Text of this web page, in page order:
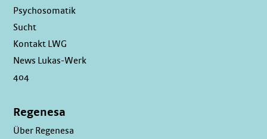
Psychosomatik
Sucht
Kontakt LWG
News Lukas-Werk
404
Regenesa
Über Regenesa